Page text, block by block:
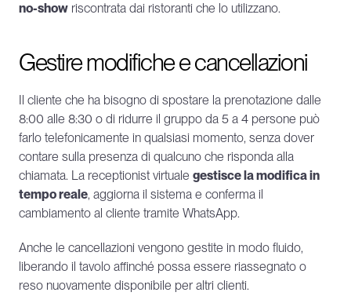
no-show riscontrata dai ristoranti che lo utilizzano.
Gestire modifiche e cancellazioni
Il cliente che ha bisogno di spostare la prenotazione dalle
8:00 alle 8:30 o di ridurre il gruppo da 5 a 4 persone può
farlo telefonicamente in qualsiasi momento, senza dover
contare sulla presenza di qualcuno che risponda alla
chiamata. La receptionist virtuale gestisce la modifica in
tempo reale, aggiorna il sistema e conferma il
cambiamento al cliente tramite WhatsApp.
Anche le cancellazioni vengono gestite in modo fluido,
liberando il tavolo affinché possa essere riassegnato o
reso nuovamente disponibile per altri clienti.